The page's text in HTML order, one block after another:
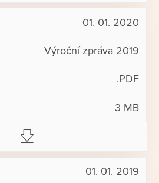
01. 01. 2020
Výroční zpráva 2019
.PDF
3 MB
01. 01. 2019